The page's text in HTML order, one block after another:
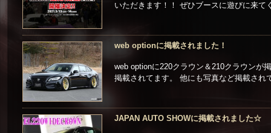
いただきます！！ ぜひブースに遊びに来
web optionに掲載されました！
web optionに220クラウン＆210クラウンが
掲載されてます。 他にも写真など掲載さ
JAPAN AUTO SHOWに掲載されました☆